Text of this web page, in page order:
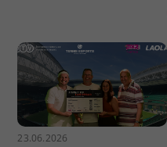
23.06.2026